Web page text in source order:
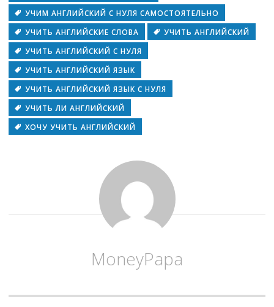
УЧИМ АНГЛИЙСКИЙ С НУЛЯ САМОСТОЯТЕЛЬНО
УЧИТЬ АНГЛИЙСКИЕ СЛОВА
УЧИТЬ АНГЛИЙСКИЙ
УЧИТЬ АНГЛИЙСКИЙ С НУЛЯ
УЧИТЬ АНГЛИЙСКИЙ ЯЗЫК
УЧИТЬ АНГЛИЙСКИЙ ЯЗЫК С НУЛЯ
УЧИТЬ ЛИ АНГЛИЙСКИЙ
ХОЧУ УЧИТЬ АНГЛИЙСКИЙ
MoneyPapa